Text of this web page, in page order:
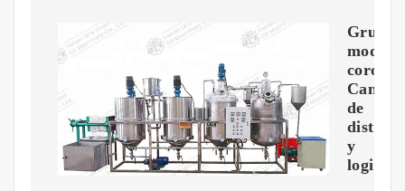
Grupo
modelo
corona
Canales
de
y